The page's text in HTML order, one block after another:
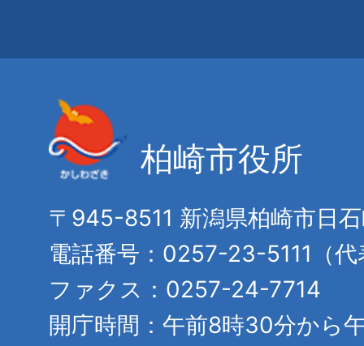
柏崎市役所
〒945-8511 新潟県柏崎市日
電話番号：0257-23-5111（代
ファクス：0257-24-7714
開庁時間：午前8時30分から